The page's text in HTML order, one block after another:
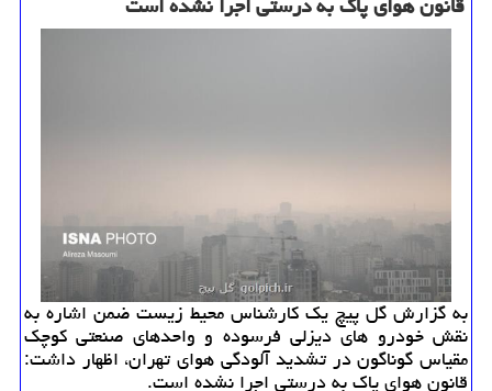
به گزارش گل پیچ یک کارشناس محیط زیست ضمن اشاره به
نقش خودرو های دیزلی فرسوده و واحدهای صنعتی کوچک
مقیاس گوناگون در تشدید آلودگی هوای تهران، اظهار داشت:
قانون هوای پاک به درستی اجرا نشده است.